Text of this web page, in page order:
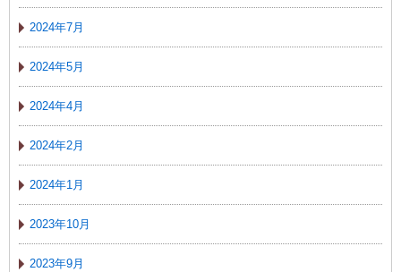
2024年7月
2024年5月
2024年4月
2024年2月
2024年1月
2023年10月
2023年9月